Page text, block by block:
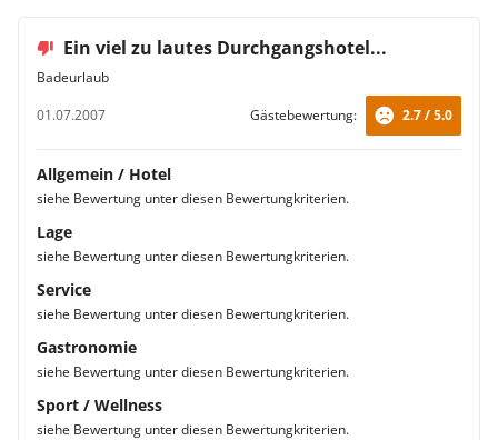
Ein viel zu lautes Durchgangshotel...
Badeurlaub
01.07.2007
Gästebewertung: 2.7 / 5.0
Allgemein / Hotel
siehe Bewertung unter diesen Bewertungkriterien.
Lage
siehe Bewertung unter diesen Bewertungkriterien.
Service
siehe Bewertung unter diesen Bewertungkriterien.
Gastronomie
siehe Bewertung unter diesen Bewertungkriterien.
Sport / Wellness
siehe Bewertung unter diesen Bewertungkriterien.